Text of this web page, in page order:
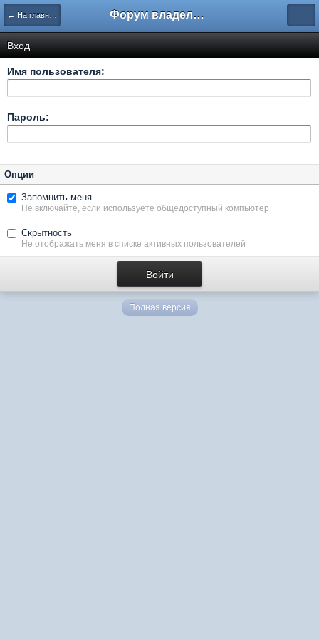
← На главную Форум владельцев интернет-магазинов
Вход
Имя пользователя:
Пароль:
Опции
Запомнить меня
Не включайте, если используете общедоступный компьютер
Скрытность
Не отображать меня в списке активных пользователей
Полная версия